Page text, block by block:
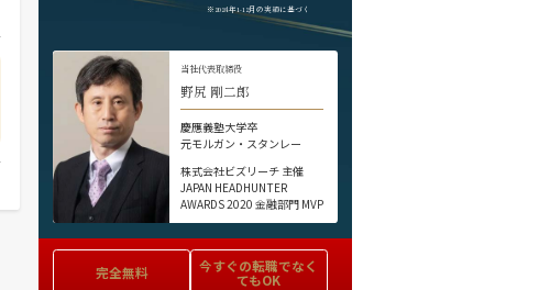
※2024年1-12月の実績に基づく
当社代表取締役
野尻 剛二郎
慶應義塾大学卒
元モルガン・スタンレー
株式会社ビズリーチ 主催
JAPAN HEADHUNTER
AWARDS 2020 金融部門 MVP
完全無料 今すぐの転職でなく
てもOK